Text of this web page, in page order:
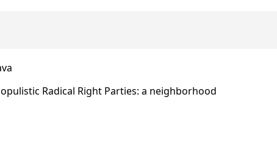
Radical Right Parties: a neighborhood